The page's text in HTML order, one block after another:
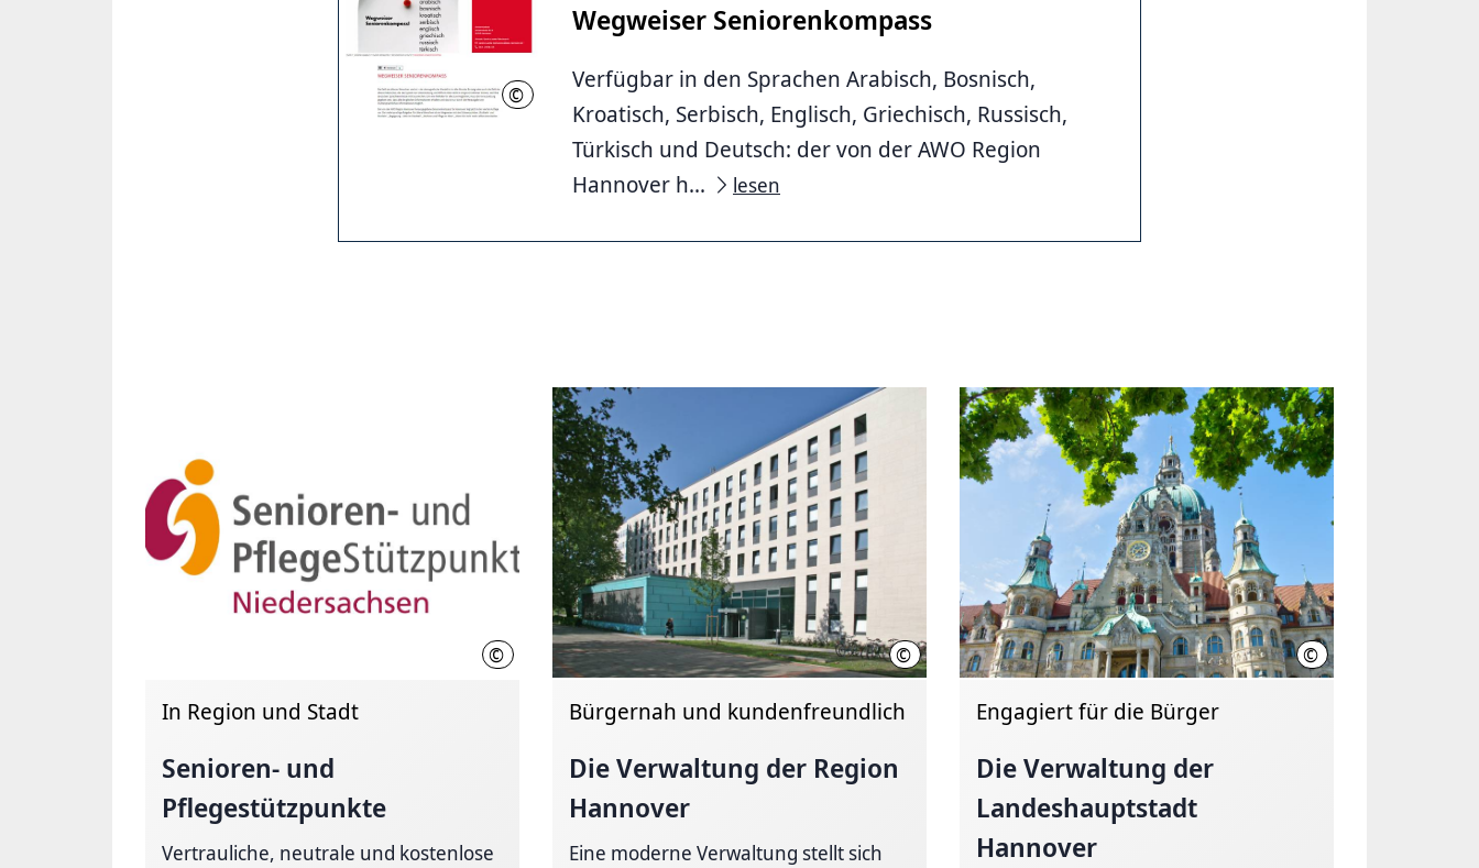
© Arbeiterwohlfahrt Region Hannover e.V.
Wegweiser Seniorenkompass
Verfügbar in den Sprachen Arabisch, Bosnisch,
Kroatisch, Serbisch, Englisch, Griechisch, Russisch,
Türkisch und Deutsch: der von der AWO Region
Hannover h...
lesen
© MI
In Region und Stadt
Senioren- und
Pflegestützpunkte
Vertrauliche, neutrale und kostenlose
© Region Hannover, Kirsch
Bürgernah und kundenfreundlich
Die Verwaltung der Region
Hannover
Eine moderne Verwaltung stellt sich
© LHH
Engagiert für die Bürger
Die Verwaltung der
Landeshauptstadt
Hannover